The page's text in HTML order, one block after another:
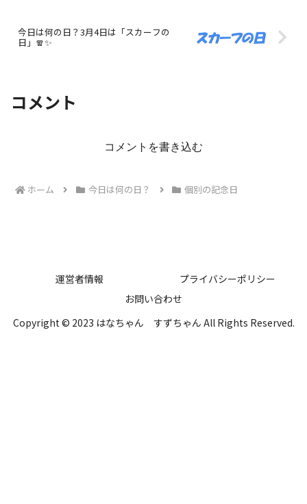
今日は何の日？3月4日は「スカーフの
日」🧣✨
コメント
コメントを書き込む
ホーム 今日は何の日？ 個別の記念日
運営者情報
プライバシーポリシー
お問い合わせ
Copyright © 2023 はなちゃん すずちゃん All Rights Reserved.